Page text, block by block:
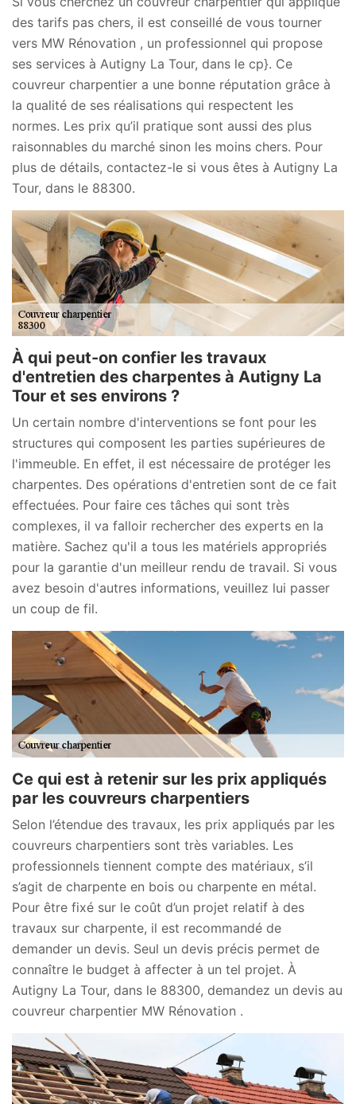
des tarifs pas chers, il est conseillé de vous tourner
vers MW Rénovation , un professionnel qui propose
ses services à Autigny La Tour, dans le cp}. Ce
couvreur charpentier a une bonne réputation grâce à
la qualité de ses réalisations qui respectent les
normes. Les prix qu’il pratique sont aussi des plus
raisonnables du marché sinon les moins chers. Pour
plus de détails, contactez-le si vous êtes à Autigny La
Tour, dans le 88300.
À qui peut-on confier les travaux
d'entretien des charpentes à Autigny La
Tour et ses environs ?
Un certain nombre d'interventions se font pour les
structures qui composent les parties supérieures de
l'immeuble. En effet, il est nécessaire de protéger les
charpentes. Des opérations d'entretien sont de ce fait
effectuées. Pour faire ces tâches qui sont très
complexes, il va falloir rechercher des experts en la
matière. Sachez qu'il a tous les matériels appropriés
pour la garantie d'un meilleur rendu de travail. Si vous
avez besoin d'autres informations, veuillez lui passer
un coup de fil.
Ce qui est à retenir sur les prix appliqués
par les couvreurs charpentiers
Selon l’étendue des travaux, les prix appliqués par les
couvreurs charpentiers sont très variables. Les
professionnels tiennent compte des matériaux, s’il
s’agit de charpente en bois ou charpente en métal.
Pour être fixé sur le coût d’un projet relatif à des
travaux sur charpente, il est recommandé de
demander un devis. Seul un devis précis permet de
connaître le budget à affecter à un tel projet. À
Autigny La Tour, dans le 88300, demandez un devis au
couvreur charpentier MW Rénovation .